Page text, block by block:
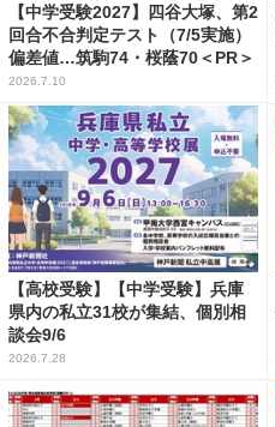
【中学受験2027】四谷大塚、第2
回合不合判定テスト（7/5実施）
偏差値…筑駒74・桜蔭70＜PR＞
2026.7.10
【高校受験】【中学受験】兵庫
県内の私立31校が集結、個別相
談会9/6
2026.7.28